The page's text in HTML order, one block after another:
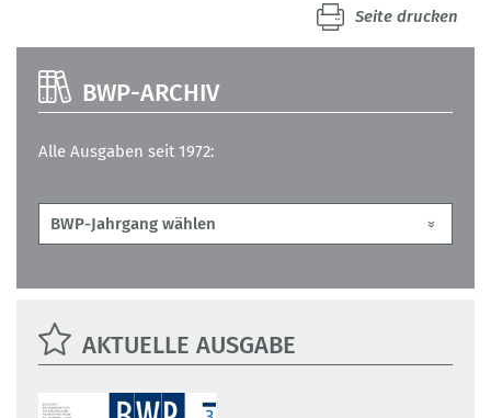
Seite drucken
BWP-ARCHIV
Alle Ausgaben seit 1972:
AKTUELLE AUSGABE